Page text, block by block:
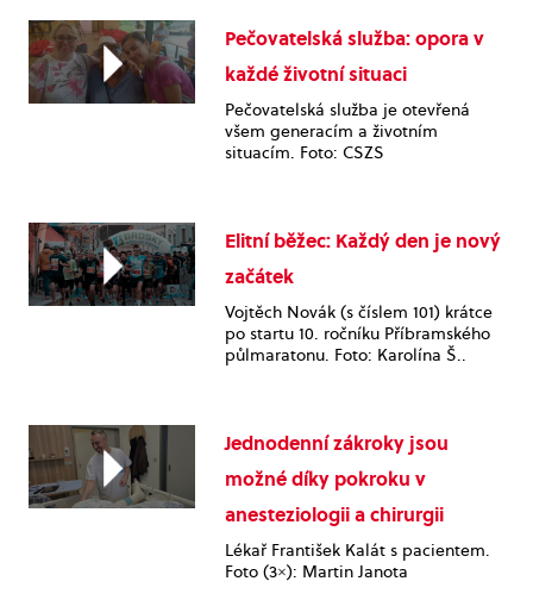
Pečovatelská služba: opora v
každé životní situaci
Pečovatelská služba je otevřená
všem generacím a životním
situacím. Foto: CSZS
Elitní běžec: Každý den je nový
začátek
Vojtěch Novák (s číslem 101) krátce
po startu 10. ročníku Příbramského
půlmaratonu. Foto: Karolína Š..
Jednodenní zákroky jsou
možné díky pokroku v
anesteziologii a chirurgii
Lékař František Kalát s pacientem.
Foto (3×): Martin Janota